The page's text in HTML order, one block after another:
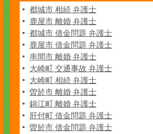
都城市 相続 弁護士
鹿屋市 離婚 弁護士
都城市 借金問題 弁護士
鹿屋市 借金問題 弁護士
串間市 離婚 弁護士
大崎町 交通事故 弁護士
大崎町 相続 弁護士
曽於市 離婚 弁護士
錦江町 離婚 弁護士
肝付町 借金問題 弁護士
曽於市 借金問題 弁護士